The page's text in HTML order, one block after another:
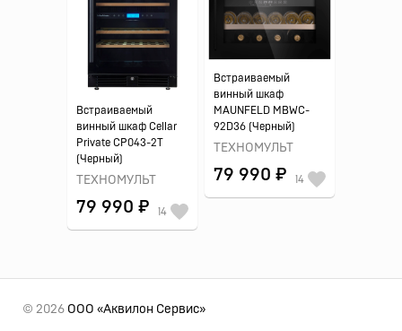
Встраиваемый
винный шкаф
MAUNFELD MBWC-
92D36 (Черный)
ТЕХНОМУЛЬТ
79 990 ₽ 14
Встраиваемый
винный шкаф Cellar
Private CP043-2T
(Черный)
ТЕХНОМУЛЬТ
79 990 ₽ 14
© 2026 ООО «Аквилон Сервис»